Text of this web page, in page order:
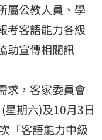
屬公教人員、學
考客語能力各級
助宣傳相關訊
求，客家委員會
期六)及10月3日
「客語能力中級